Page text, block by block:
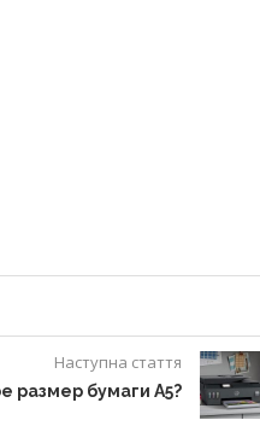
Наступна стаття
размер бумаги A5?